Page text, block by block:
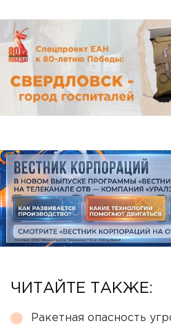
ЧИТАЙТЕ ТАКЖЕ:
Ракетная опасность